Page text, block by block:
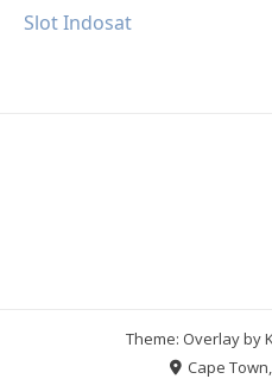
Slot Indosat
Theme: Overlay by
Cape